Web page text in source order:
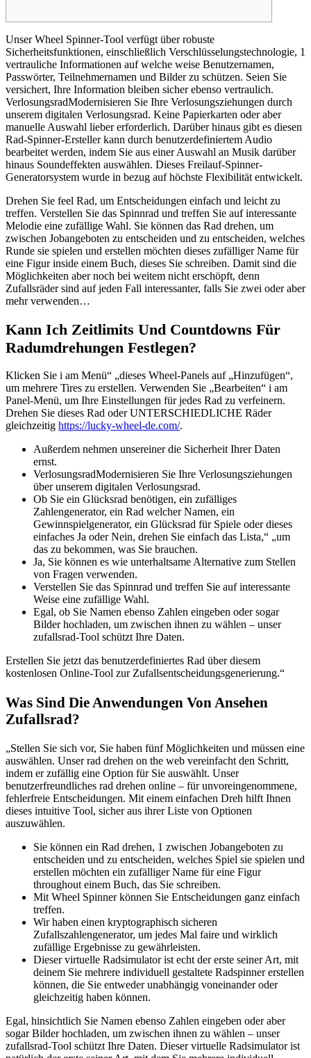
Unser Wheel Spinner-Tool verfügt über robuste
Sicherheitsfunktionen, einschließlich Verschlüsselungstechnologie, 1
vertrauliche Informationen auf welche weise Benutzernamen,
Passwörter, Teilnehmernamen und Bilder zu schützen. Seien Sie
versichert, Ihre Information bleiben sicher ebenso vertraulich.
VerlosungsradModernisieren Sie Ihre Verlosungsziehungen durch
unserem digitalen Verlosungsrad. Keine Papierkarten oder aber
manuelle Auswahl lieber erforderlich. Darüber hinaus gibt es diesen
Rad-Spinner-Ersteller kann durch benutzerdefiniertem Audio
bearbeitet werden, indem Sie aus einer Auswahl an Musik darüber
hinaus Soundeffekten auswählen. Dieses Freilauf-Spinner-
Generatorsystem wurde in bezug auf höchste Flexibilität entwickelt.
Drehen Sie feel Rad, um Entscheidungen einfach und leicht zu
treffen. Verstellen Sie das Spinnrad und treffen Sie auf interessante
Melodie eine zufällige Wahl. Sie können das Rad drehen, um
zwischen Jobangeboten zu entscheiden und zu entscheiden, welches
Runde sie spielen und erstellen möchten dieses zufälliger Name für
eine Figur inside einem Buch, dieses Sie schreiben. Damit sind die
Möglichkeiten aber noch bei weitem nicht erschöpft, denn
Zufallsräder sind auf jeden Fall interessanter, falls Sie zwei oder aber
mehr verwenden…
Kann Ich Zeitlimits Und Countdowns Für
Radumdrehungen Festlegen?
Klicken Sie i am Menü“ „dieses Wheel-Panels auf „Hinzufügen“,
um mehrere Tires zu erstellen. Verwenden Sie „Bearbeiten“ i am
Panel-Menü, um Ihre Einstellungen für jedes Rad zu verfeinern.
Drehen Sie dieses Rad oder UNTERSCHIEDLICHE Räder
gleichzeitig https://lucky-wheel-de.com/.
Außerdem nehmen unsereiner die Sicherheit Ihrer Daten
ernst.
VerlosungsradModernisieren Sie Ihre Verlosungsziehungen
über unserem digitalen Verlosungsrad.
Ob Sie ein Glücksrad benötigen, ein zufälliges
Zahlengenerator, ein Rad welcher Namen, ein
Gewinnspielgenerator, ein Glücksrad für Spiele oder dieses
einfaches Ja oder Nein, drehen Sie einfach das Lista,“ „um
das zu bekommen, was Sie brauchen.
Ja, Sie können es wie unterhaltsame Alternative zum Stellen
von Fragen verwenden.
Verstellen Sie das Spinnrad und treffen Sie auf interessante
Weise eine zufällige Wahl.
Egal, ob Sie Namen ebenso Zahlen eingeben oder sogar
Bilder hochladen, um zwischen ihnen zu wählen – unser
zufallsrad-Tool schützt Ihre Daten.
Erstellen Sie jetzt das benutzerdefiniertes Rad über diesem
kostenlosen Online-Tool zur Zufallsentscheidungsgenerierung.“
Was Sind Die Anwendungen Von Ansehen
Zufallsrad?
„Stellen Sie sich vor, Sie haben fünf Möglichkeiten und müssen eine
auswählen. Unser rad drehen on the web vereinfacht den Schritt,
indem er zufällig eine Option für Sie auswählt. Unser
benutzerfreundliches rad drehen online – für unvoreingenommene,
fehlerfreie Entscheidungen. Mit einem einfachen Dreh hilft Ihnen
dieses intuitive Tool, sicher aus ihrer Liste von Optionen
auszuwählen.
Sie können ein Rad drehen, 1 zwischen Jobangeboten zu
entscheiden und zu entscheiden, welches Spiel sie spielen und
erstellen möchten ein zufälliger Name für eine Figur
throughout einem Buch, das Sie schreiben.
Mit Wheel Spinner können Sie Entscheidungen ganz einfach
treffen.
Wir haben einen kryptographisch sicheren
Zufallszahlengenerator, um jedes Mal faire und wirklich
zufällige Ergebnisse zu gewährleisten.
Dieser virtuelle Radsimulator ist echt der erste seiner Art, mit
deinem Sie mehrere individuell gestaltete Radspinner erstellen
können, die Sie entweder unabhängig voneinander oder
gleichzeitig haben können.
Egal, hinsichtlich Sie Namen ebenso Zahlen eingeben oder aber
sogar Bilder hochladen, um zwischen ihnen zu wählen – unser
zufallsrad-Tool schützt Ihre Daten. Dieser virtuelle Radsimulator ist